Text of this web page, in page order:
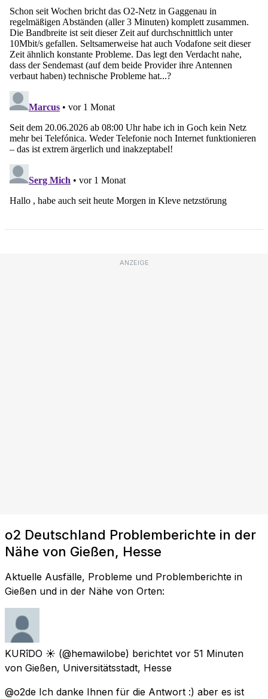
ANZEIGE
o2 Deutschland Problemberichte in der
Nähe von Gießen, Hesse
Aktuelle Ausfälle, Probleme und Problemberichte in
Gießen und in der Nähe von Orten:
KURîDO ☀️ (@hemawilobe) berichtet vor 51 Minuten
von Gießen, Universitätsstadt, Hesse
@o2de Ich danke Ihnen für die Antwort :) aber es ist